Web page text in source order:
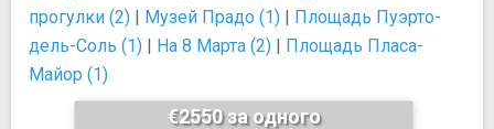
прогулки (2) | Музей Прадо (1) | Площадь Пуэрто-
дель-Соль (1) | На 8 Марта (2) | Площадь Пласа-
Майор (1)
€2550 за одного